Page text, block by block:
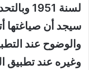
سيجد أن صياغتها
والوضوح عند
وغيره عند تطبيق